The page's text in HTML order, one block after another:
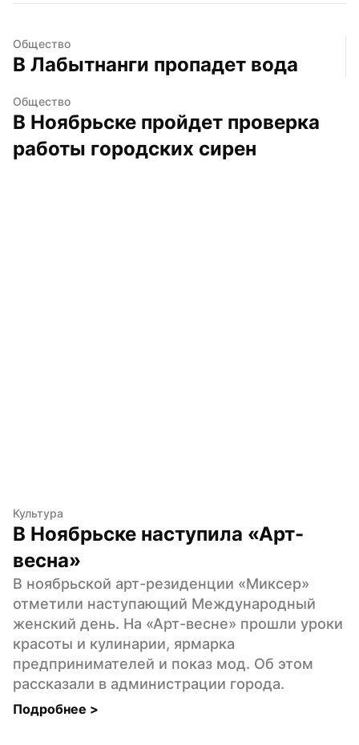
Общество
В Лабытнанги пропадет вода
Общество
В Ноябрьске пройдет проверка
работы городских сирен
Культура
В Ноябрьске наступила «Арт-
весна»
В ноябрьской арт-резиденции «Миксер»
отметили наступающий Международный
женский день. На «Арт-весне» прошли уроки
красоты и кулинарии, ярмарка
предпринимателей и показ мод. Об этом
рассказали в администрации города.
Подробнее >